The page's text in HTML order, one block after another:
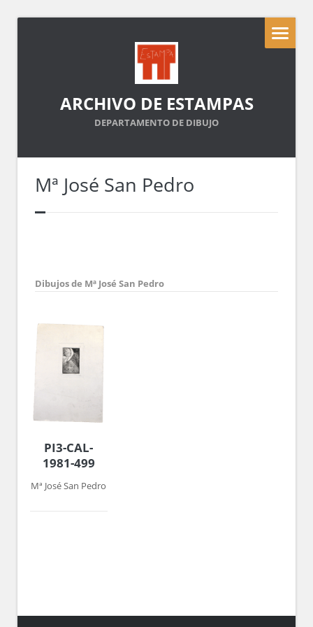
ARCHIVO DE ESTAMPAS
DEPARTAMENTO DE DIBUJO
Mª José San Pedro
Dibujos de Mª José San Pedro
PI3-CAL-
1981-499
Mª José San Pedro